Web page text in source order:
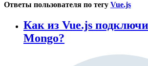
Ответы пользователя по тегу Vue.js
Как из Vue.js
Mongo?